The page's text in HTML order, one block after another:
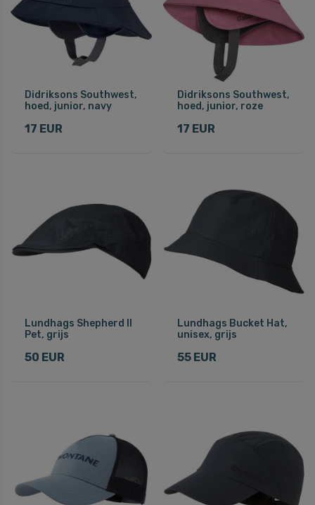
Didriksons Southwest,
hoed, junior, navy
17 EUR
Didriksons Southwest,
hoed, junior, roze
17 EUR
Lundhags Shepherd II
Pet, grijs
50 EUR
Lundhags Bucket Hat,
unisex, grijs
55 EUR